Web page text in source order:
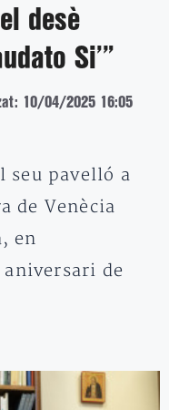
desè
Si’”
10/04/2025 16:05
seu pavelló a
de Venècia
en
aniversari de